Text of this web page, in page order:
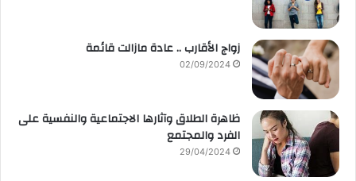
زواج الأقارب .. عادة مازالت قائمة
02/09/2024
ظاهرة الطلاق وآثارها الاجتماعية والنفسية على
الفرد والمجتمع
29/04/2024